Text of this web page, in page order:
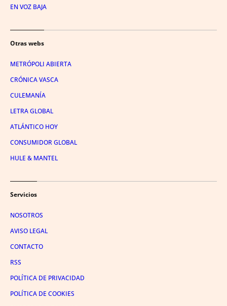
EN VOZ BAJA
Otras webs
METRÓPOLI ABIERTA
CRÓNICA VASCA
CULEMANÍA
LETRA GLOBAL
ATLÁNTICO HOY
CONSUMIDOR GLOBAL
HULE & MANTEL
Servicios
NOSOTROS
AVISO LEGAL
CONTACTO
RSS
POLÍTICA DE PRIVACIDAD
POLÍTICA DE COOKIES